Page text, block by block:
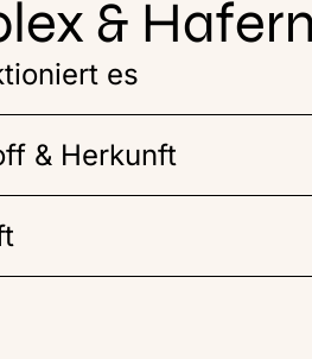
&
es
& Herkunft